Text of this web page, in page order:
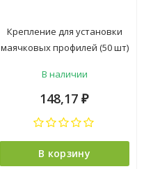
Крепление для установки
маячковых профилей (50 шт)
В наличии
148,17 ₽
В корзину